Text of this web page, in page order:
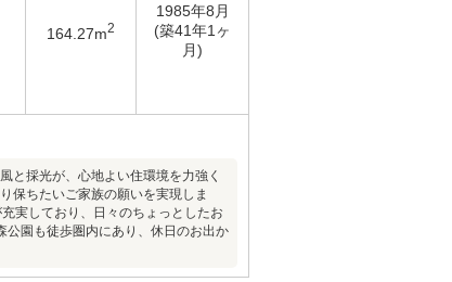
164.27m2
1985年8月
(築41年1ヶ
月)
と採光が、心地よい住環境を力強く
保ちたいご家族の願いを実現しま
実しており、日々のちょっとしたお
園も徒歩圏内にあり、休日のお出か